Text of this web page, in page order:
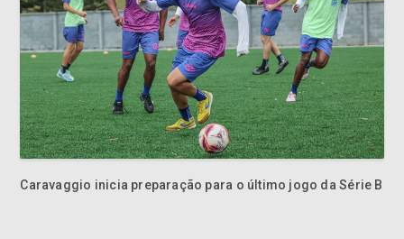
Caravaggio inicia preparação para o último jogo da Série B